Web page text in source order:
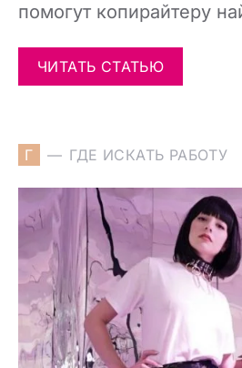
помогут копирайтеру
ЧИТАТЬ СТАТЬЮ
Г ГДЕ ИСКАТЬ РАБОТУ